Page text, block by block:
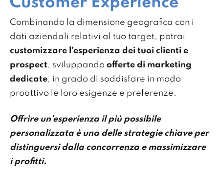
Combinando la dimensione geografica con i
dati aziendali relativi al tuo target, potrai
customizzare l’esperienza dei tuoi clienti e
prospect, sviluppando offerte di marketing
dedicate, in grado di soddisfare in modo
proattivo le loro esigenze e preferenze.
Offrire un’esperienza il più possibile
personalizzata è una delle strategie chiave per
distinguersi dalla concorrenza e massimizzare
i profitti.